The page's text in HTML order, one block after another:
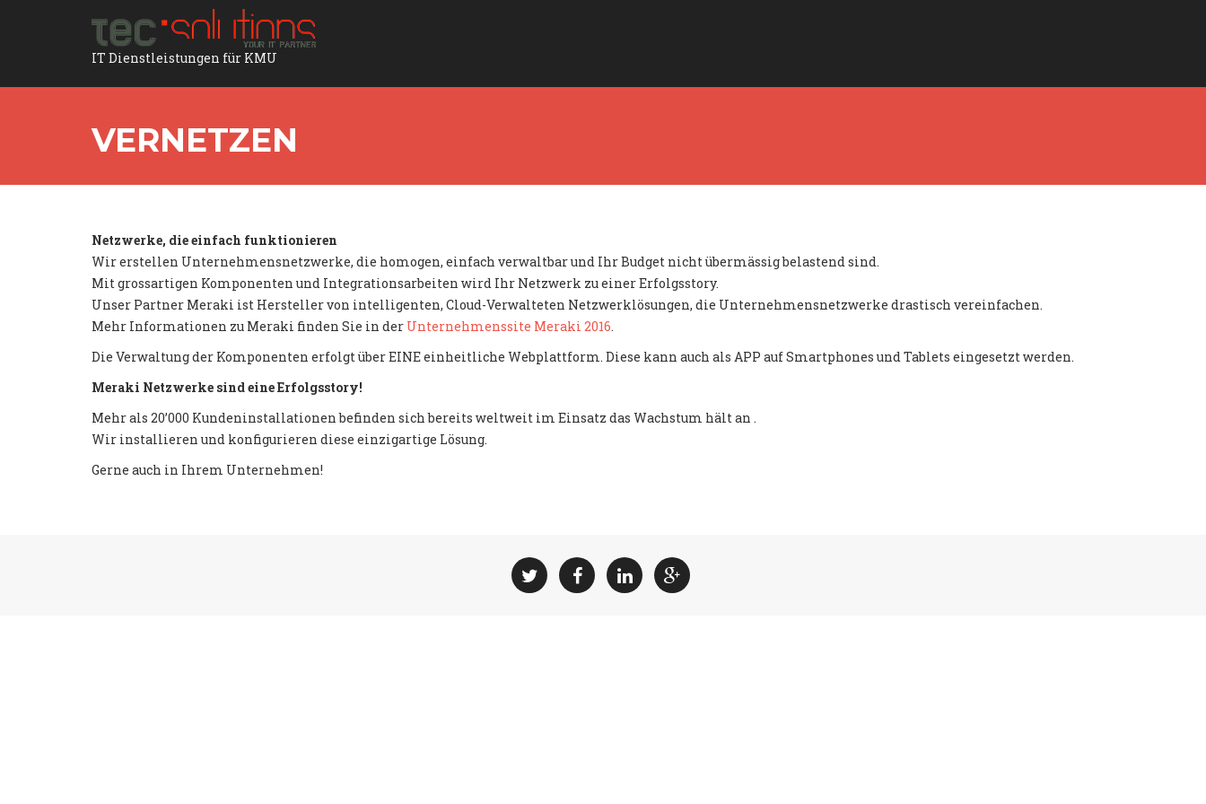
IT Dienstleistungen für KMU
VERNETZEN
Netzwerke, die einfach funktionieren
Wir erstellen Unternehmensnetzwerke, die homogen, einfach verwaltbar und Ihr Budget nicht übermässig belastend sind.
Mit grossartigen Komponenten und Integrationsarbeiten wird Ihr Netzwerk zu einer Erfolgsstory.
Unser Partner Meraki ist Hersteller von intelligenten, Cloud-Verwalteten Netzwerklösungen, die Unternehmensnetzwerke drastisch vereinfachen.
Mehr Informationen zu Meraki finden Sie in der Unternehmenssite Meraki 2016.
Die Verwaltung der Komponenten erfolgt über EINE einheitliche Webplattform. Diese kann auch als APP auf Smartphones und Tablets eingesetzt werden.
Meraki Netzwerke sind eine Erfolgsstory!
Mehr als 20’000 Kundeninstallationen befinden sich bereits weltweit im Einsatz das Wachstum hält an .
Wir installieren und konfigurieren diese einzigartige Lösung.
Gerne auch in Ihrem Unternehmen!